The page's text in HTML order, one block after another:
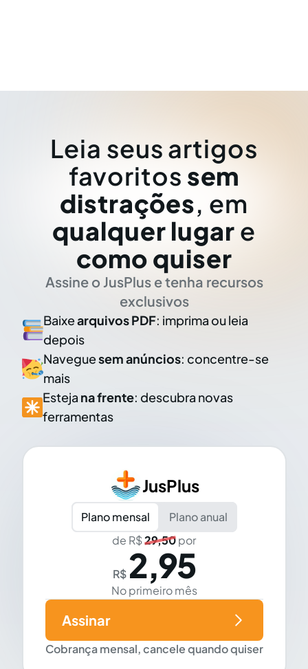
Leia seus artigos
favoritos sem
distrações, em
qualquer lugar e
como quiser
Assine o JusPlus e tenha recursos
exclusivos
Baixearquivos PDF: imprima ou leia
depois
Naveguesem anúncios: concentre-se
mais
Esteja na frente: descubra novas
ferramentas
JusPlus
Plano mensal
Plano anual
de R$29,50por
R$ 2,95
No primeiro mês
Cobrança mensal, cancele quando quiser
Assinar